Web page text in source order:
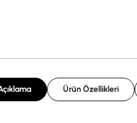
Ürün Özellikleri